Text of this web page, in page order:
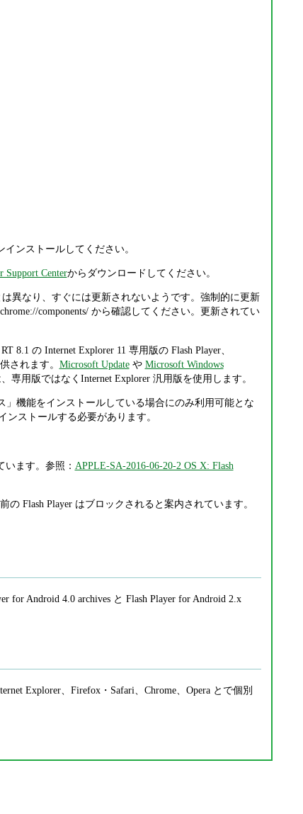
ンストールしてください。
Support Centerからダウンロードしてください。
異なり、すぐには更新されないようです。強制的に更新
components/ から確認してください。更新されてい
8.1 の Internet Explorer 11 専用版の Flash Player、
されます。 Microsoft Updateや Microsoft Windows
専用版ではなくInternet Explorer 汎用版を使用します。
」機能をインストールしている場合にのみ利用可能とな
ンストールする必要があります。
います。参照： APPLE-SA-2016-06-20-2 OS X: Flash
の Flash Player はブロックされると案内されています。
for Android 4.0 archives と Flash Player for Android 2.x
Explorer、Firefox・Safari、Chrome、Opera とで個別